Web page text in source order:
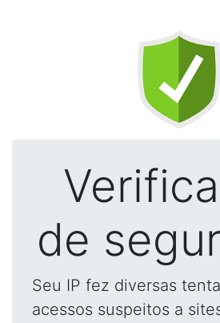
de
Seu IP fez diversas
acessos suspeitos a